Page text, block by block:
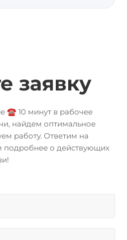
заявку
☎️ 10 минут в рабочее
найдем оптимальное
работу. Ответим на
подробнее о действующих